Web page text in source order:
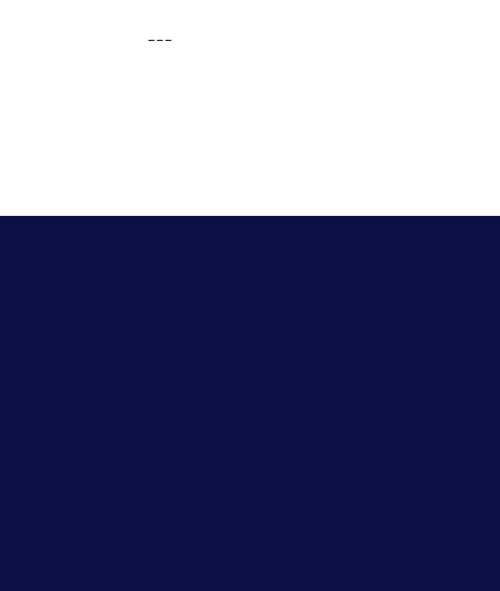
---